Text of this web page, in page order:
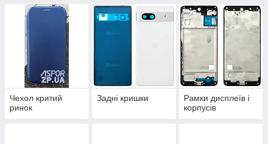
Чехол критий
ринок
Задні кришки
Рамки дисплеїв і
корпусів